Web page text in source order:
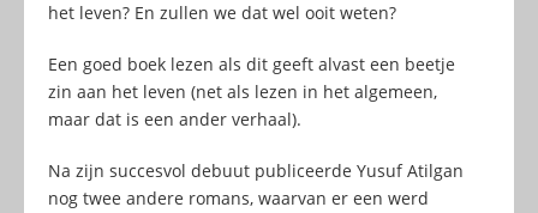
het leven? En zullen we dat wel ooit weten?
Een goed boek lezen als dit geeft alvast een beetje
zin aan het leven (net als lezen in het algemeen,
maar dat is een ander verhaal).
Na zijn succesvol debuut publiceerde Yusuf Atilgan
nog twee andere romans, waarvan er een werd